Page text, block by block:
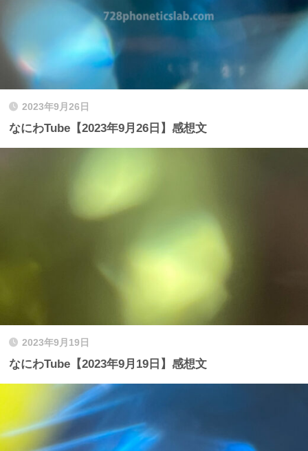
2023年9月26日
なにわTube【2023年9月26日】感想文
2023年9月19日
なにわTube【2023年9月19日】感想文